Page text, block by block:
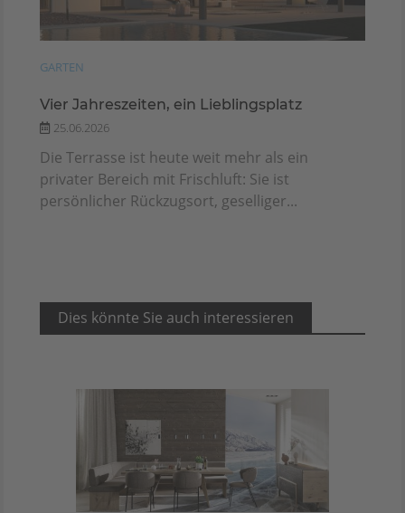
GARTEN
Vier Jahreszeiten, ein Lieblingsplatz
25.06.2026
Die Terrasse ist heute weit mehr als ein
privater Bereich mit Frischluft: Sie ist
persönlicher Rückzugsort, geselliger...
Dies könnte Sie auch interessieren